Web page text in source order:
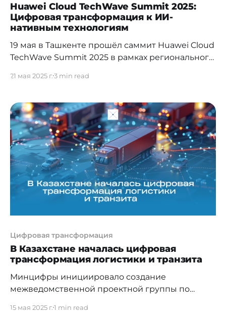
Huawei Cloud TechWave Summit 2025:
Цифровая трансформация к ИИ-
нативным технологиям
19 мая в Ташкенте прошёл саммит Huawei Cloud
TechWave Summit 2025 в рамках регионального
Объединившись под общей темой «Ускорение
технологические лидеры и эксперты изучили,
как облачные решения на базе ИИ
трансформируют индустрии по всему региону
Ближнего Востока и в Центральной Азии.
«Huawei
21 мая 2025 г.3 min read
Цифровая трансформация
В Казахстане началась цифровая
трансформация логистики и транзита
Минцифры инициировало создание
межведомственной проектной группы по
логистической отрасли под председательством
15 мая 2025 г.1 min read